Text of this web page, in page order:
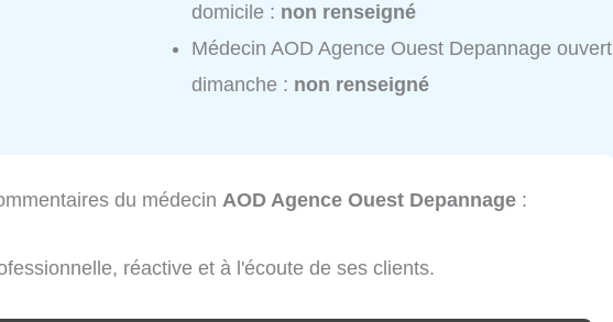
domicile : non renseigné
Médecin AOD Agence Ouest Depannage ouvert
dimanche : non renseigné
du médecin AOD Agence Ouest Depannage :
réactive et à l'écoute de ses clients.